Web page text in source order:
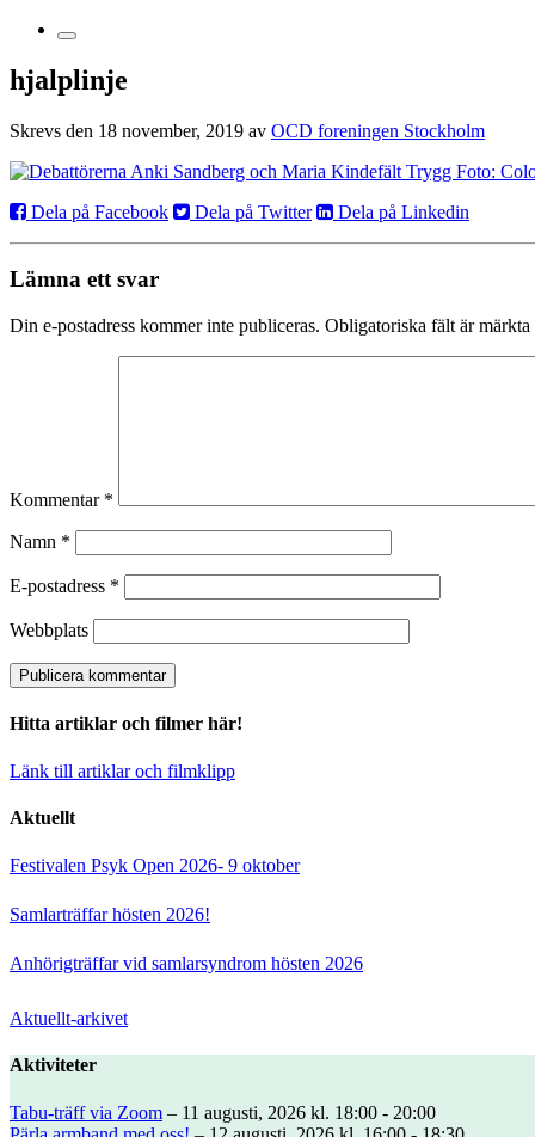
hjalplinje
Skrevs den 18 november, 2019 av OCD foreningen Stockholm
Dela på Facebook Dela på Twitter Dela på Linkedin
Lämna ett svar
Din e-postadress kommer inte publiceras. Obligatoriska fält är märkta
Kommentar *
Namn *
E-postadress *
Webbplats
Hitta artiklar och filmer här!
Länk till artiklar och filmklipp
Aktuellt
Festivalen Psyk Open 2026- 9 oktober
Samlarträffar hösten 2026!
Anhörigträffar vid samlarsyndrom hösten 2026
Aktuellt-arkivet
Aktiviteter
Tabu-träff via Zoom – 11 augusti, 2026 kl. 18:00 - 20:00